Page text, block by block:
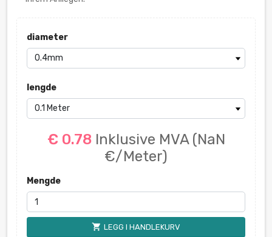
diameter
lengde
€ 0.78 Inklusive MVA (NaN
€/Meter)
Mengde
shopping_cart LEGG I HANDLEKURV